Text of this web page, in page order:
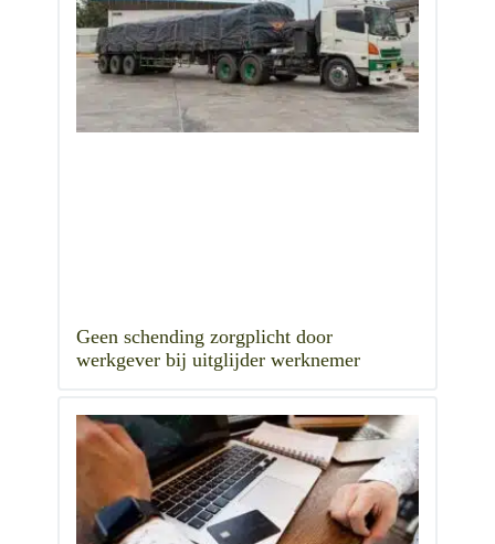
Geen schending zorgplicht door
werkgever bij uitglijder werknemer